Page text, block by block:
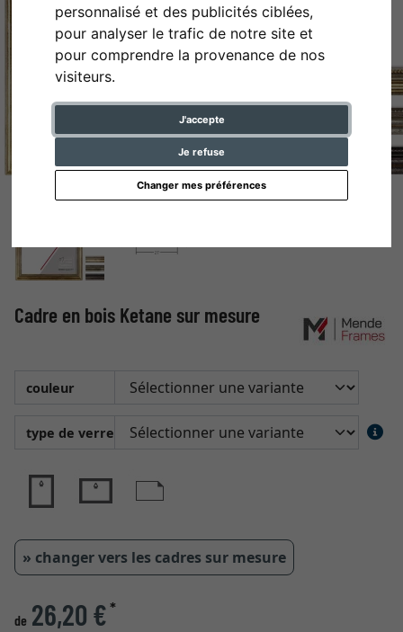
personnalisé et des publicités ciblées,
pour analyser le trafic de notre site et
pour comprendre la provenance de nos
visiteurs.
J'accepte
Je refuse
Changer mes préférences
Cadre en bois Ketane sur mesure
couleur
type de verre
» changer vers les cadres sur mesure
de 26,20 €*